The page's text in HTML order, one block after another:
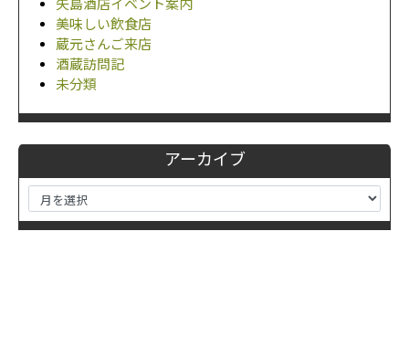
矢島酒店イベント案内
美味しい飲食店
蔵元さんご来店
酒蔵訪問記
未分類
アーカイブ